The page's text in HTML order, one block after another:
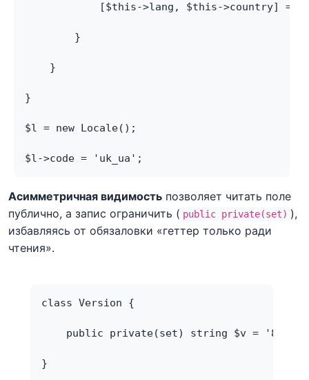
[$this->lang, $this->country] =
        }
    }
}
$l = new Locale();
$l->code = 'uk_ua';
Асимметричная видимость позволяет читать поле
публично, а запис ограничить ( public private(set) ),
избавляясь от обязаловки «геттер только ради
чтения».
class Version {
    public private(set) string $v = '8.4';
}